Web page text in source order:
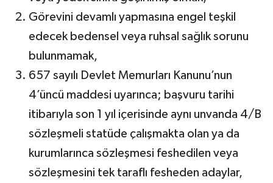
Görevini devamlı yapmasına engel teşkil
edecek bedensel veya ruhsal sağlık sorunu
bulunmamak,
657 sayılı Devlet Memurları Kanunu’nun
4’üncü maddesi uyarınca; başvuru tarihi
itibarıyla son 1 yıl içerisinde aynı unvanda 4/B
sözleşmeli statüde çalışmakta olan ya da
kurumlarınca sözleşmesi feshedilen veya
sözleşmesini tek taraflı fesheden adaylar,